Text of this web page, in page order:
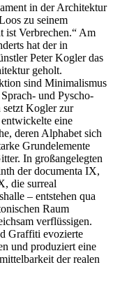
in der Architektur
zu seinem
ist Verbrechen.“ Am
hat der in
Peter Kogler das
geholt.
sind Minimalismus
und Pyscho-
setzt Kogler zur
eine
deren Alphabet sich
Grundelemente
In großangelegten
der documenta IX,
die surreal
– entstehen qua
Raum
verflüssigen.
Graffiti evozierte
und produziert eine
der realen